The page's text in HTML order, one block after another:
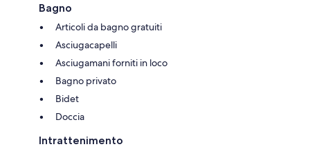
Bagno
Articoli da bagno gratuiti
Asciugacapelli
Asciugamani forniti in loco
Bagno privato
Bidet
Doccia
Intrattenimento